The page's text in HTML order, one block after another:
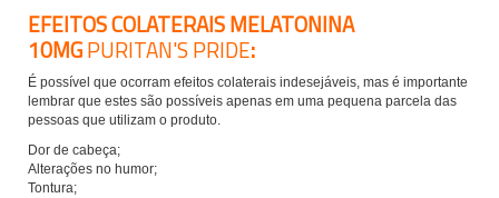
EFEITOS COLATERAISMELATONINA
10MGPURITAN'S PRIDE:
É possível que ocorram efeitos colaterais indesejáveis, mas é importante
lembrar que estes são possíveis apenas em uma pequena parcela das
pessoas que utilizam o produto.
Dor de cabeça;
Alterações no humor;
Tontura;